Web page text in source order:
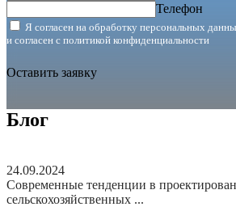
Телефон
Я согласен на обработку персональных
и согласен с политикой конфиденциальности
Оставить заявку
Блог
24.09.2024
Современные тенденции в
сельскохозяйственных ...